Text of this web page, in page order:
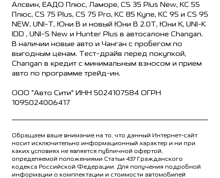
Алсвин, ЕАДО Плюс, Ламоре, CS 35 Plus New, КС 55
Плюс, CS 75 Plus, CS 75 Pro, КС 85 Купе, КС 95 и CS 95
NEW, UNI-T, Юни В и новый Юни В 2.0Т, Юни К, UNI-K
IDD , UNI-S New и Hunter Plus в автосалоне Changan.
В наличии новые авто и Чанган с пробегом по
выгодным ценам. Тест-драйв перед покупкой,
Changan в кредит с минимальным взносом и прием
авто по программе трейд-ин.
ООО "Авто Сити" ИНН 5024107584 ОГРН
1095024006417
Обращаем ваше внимание на то, что данный Интернет-сайт
носит исключительно информационный характер и ни при
каких условиях не является публичной офертой,
определяемой положениями Статьи 437 Гражданского
кодекса Российской Федерации. Для получения подробной
информации о комплектации и стоимости автомобилей